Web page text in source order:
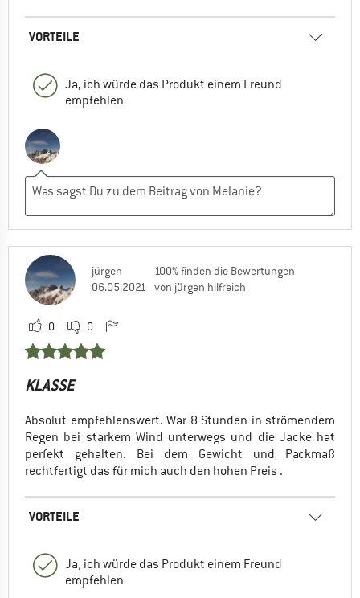
VORTEILE
Ja, ich würde das Produkt einem Freund
empfehlen
jürgen
06.05.2021
100% finden die Bewertungen
von jürgen hilfreich
0 0
KLASSE
Absolut empfehlenswert. War 8 Stunden in strömendem
Regen bei starkem Wind unterwegs und die Jacke hat
perfekt gehalten. Bei dem Gewicht und Packmaß
rechtfertigt das für mich auch den hohen Preis .
VORTEILE
Ja, ich würde das Produkt einem Freund
empfehlen